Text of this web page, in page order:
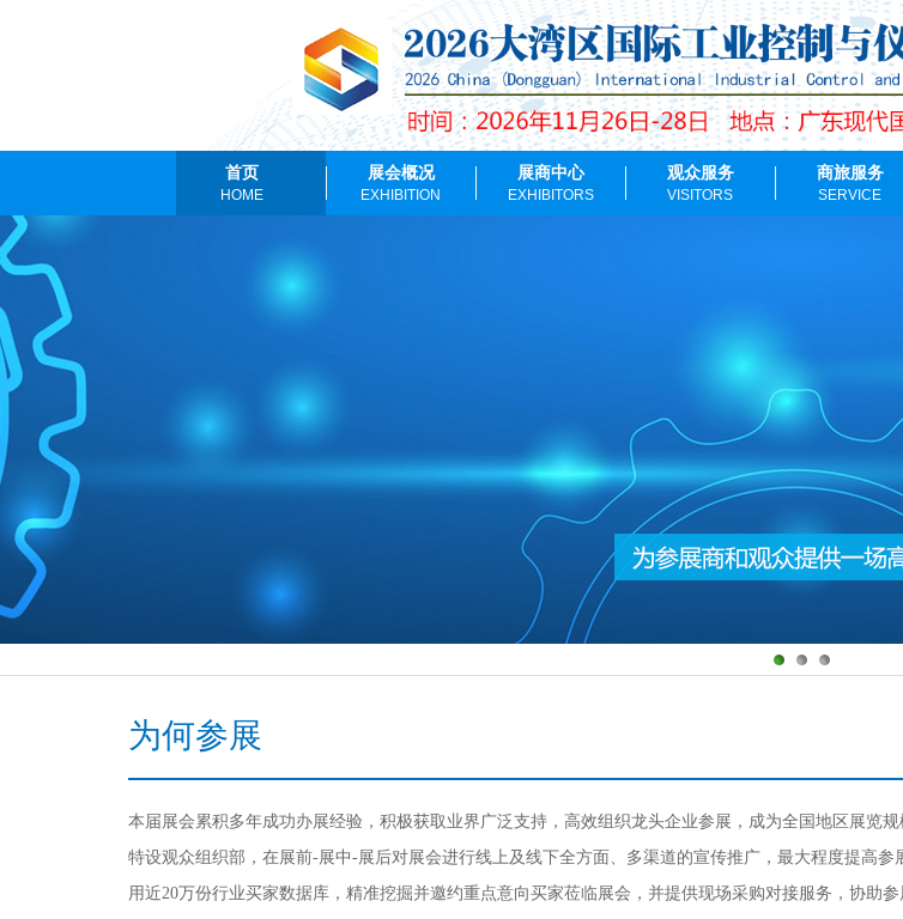
首页
HOME
展会概况
EXHIBITION
展商中心
EXHIBITORS
观众服务
VISITORS
商旅服务
SERVICE
为何参展
本届展会累积多年成功办展经验，积极获取业界广泛支持，高效组织龙头企业参展，成为全国 地区展览
特设观众组织部，在展前-展中-展后对展会进行线上及线下全方面、多渠道的宣传推广，最大程度提高参
用近20万份行业买家数据库，精准挖掘并邀约重点意向买家莅临展会，并提供现场采购对接服务，协助参